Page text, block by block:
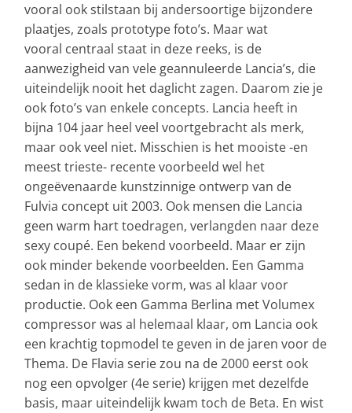
vooral ook stilstaan bij andersoortige bijzondere
plaatjes, zoals prototype foto’s. Maar wat
vooral centraal staat in deze reeks, is de
aanwezigheid van vele geannuleerde Lancia’s, die
uiteindelijk nooit het daglicht zagen. Daarom zie je
ook foto’s van enkele concepts. Lancia heeft in
bijna 104 jaar heel veel voortgebracht als merk,
maar ook veel niet. Misschien is het mooiste -en
meest trieste- recente voorbeeld wel het
ongeëvenaarde kunstzinnige ontwerp van de
Fulvia concept uit 2003. Ook mensen die Lancia
geen warm hart toedragen, verlangden naar deze
sexy coupé. Een bekend voorbeeld. Maar er zijn
ook minder bekende voorbeelden. Een Gamma
sedan in de klassieke vorm, was al klaar voor
productie. Ook een Gamma Berlina met Volumex
compressor was al helemaal klaar, om Lancia ook
een krachtig topmodel te geven in de jaren voor de
Thema. De Flavia serie zou na de 2000 eerst ook
nog een opvolger (4e serie) krijgen met dezelfde
basis, maar uiteindelijk kwam toch de Beta. En wist